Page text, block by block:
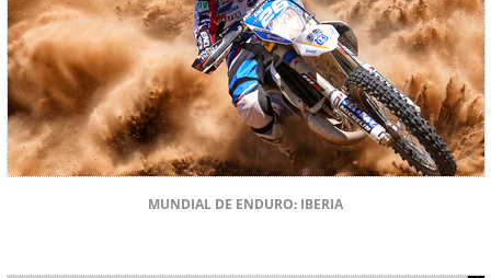
MUNDIAL DE ENDURO: IBERIA